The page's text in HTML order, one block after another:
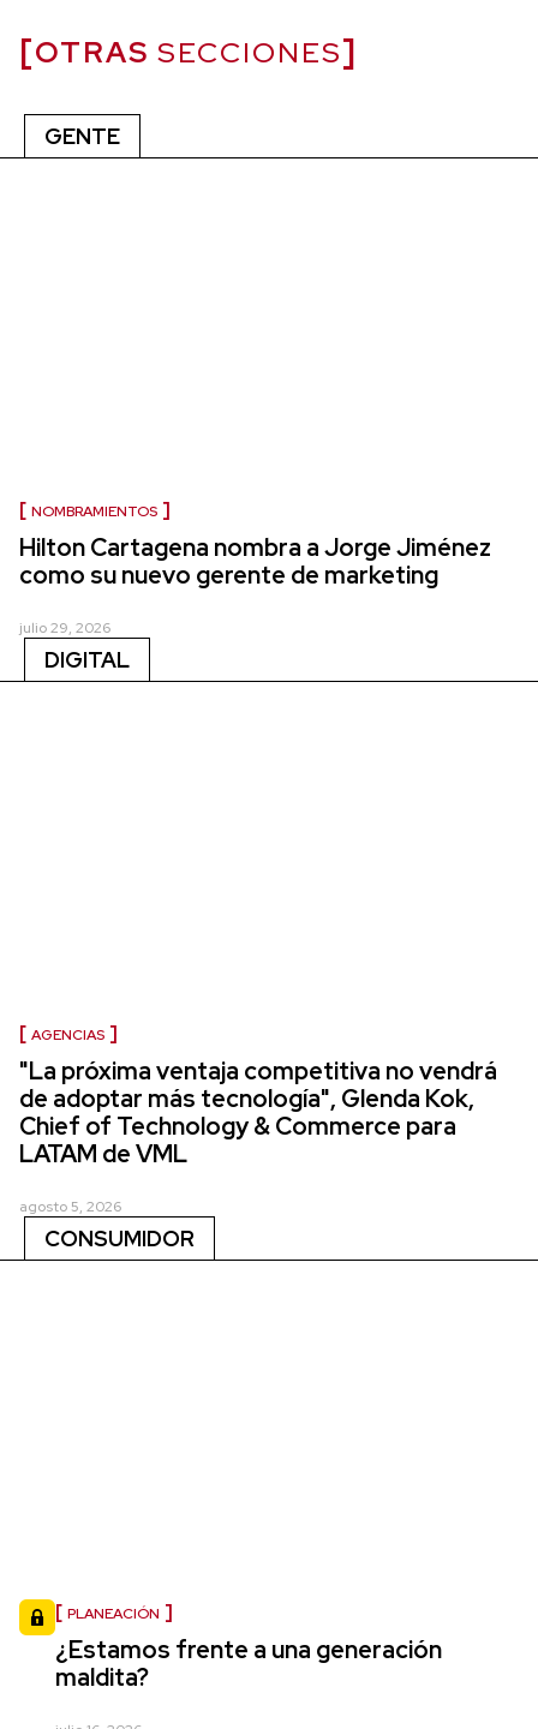
OTRAS SECCIONES
GENTE
NOMBRAMIENTOS
Hilton Cartagena nombra a Jorge Jiménez
como su nuevo gerente de marketing
julio 29, 2026
DIGITAL
AGENCIAS
"La próxima ventaja competitiva no vendrá
de adoptar más tecnología", Glenda Kok,
Chief of Technology & Commerce para
LATAM de VML
agosto 5, 2026
CONSUMIDOR
PLANEACIÓN
¿Estamos frente a una generación
maldita?